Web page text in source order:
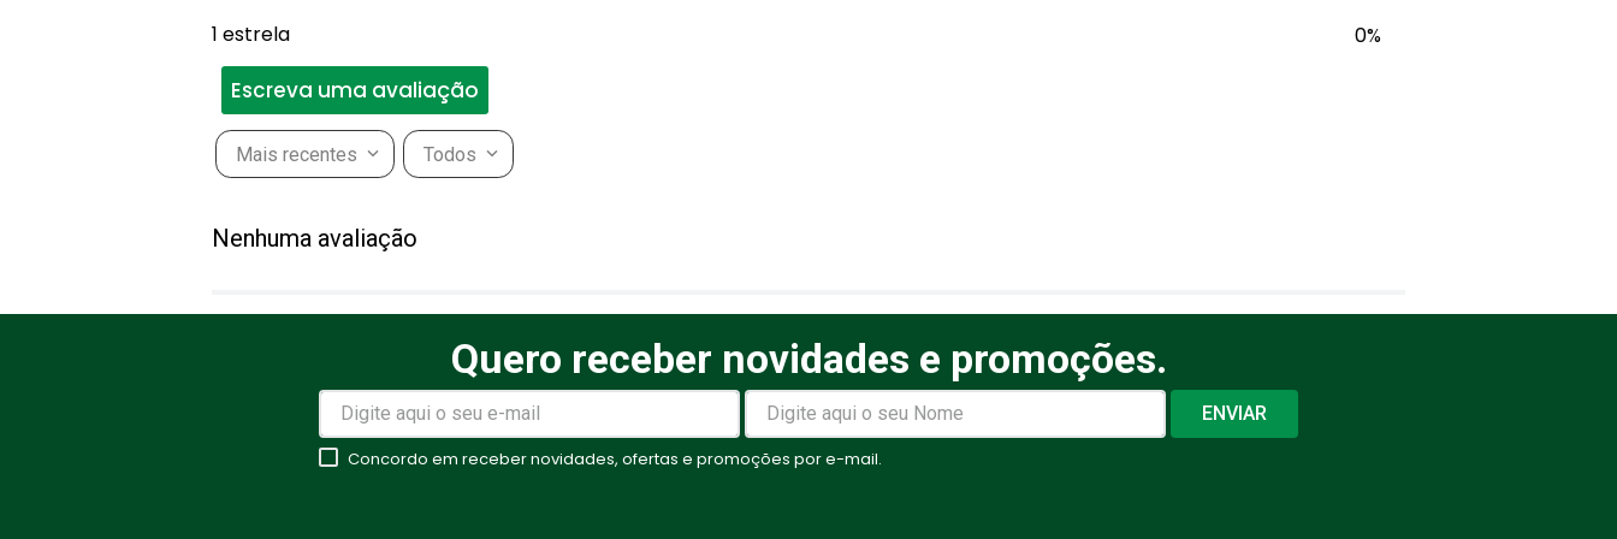
1 estrela 0%
Escreva uma avaliação
Avalie o produto de 1 a 5 estrelas
★★
Seu nome
Mais recentes Todos
Nenhuma avaliação
Quero receber novidades e promoções.
ENVIAR
Concordo em receber novidades, ofertas e promoções por e-mail.